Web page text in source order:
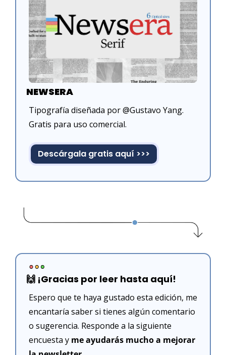
NEWSERA
Tipografía diseñada por @Gustavo Yang.
Gratis para uso comercial.
Descárgala gratis aquí >>>
🙌 ¡Gracias por leer hasta aquí!
Espero que te haya gustado esta edición, me
encantaría saber si tienes algún comentario
o sugerencia. Responde a la siguiente
encuesta y me ayudarás mucho a mejorar